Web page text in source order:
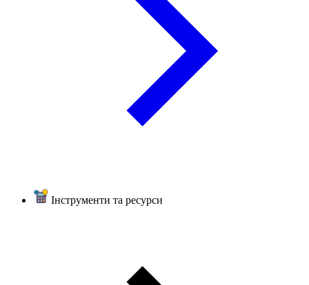
Інструменти та ресурси